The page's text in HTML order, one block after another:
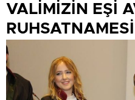
VALİMİZİN EŞİ